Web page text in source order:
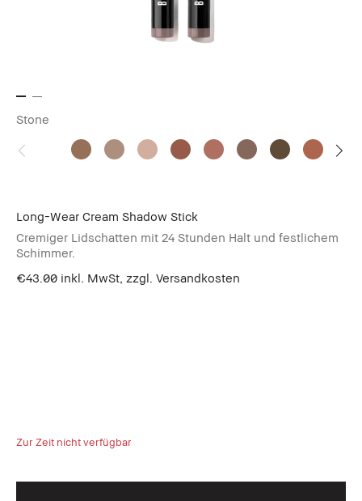
Stone
Long-Wear Cream Shadow Stick
Cremiger Lidschatten mit 24 Stunden Halt und festlichem
Schimmer.
€43.00 inkl. MwSt, zzgl. Versandkosten
Zur Zeit nicht verfügbar